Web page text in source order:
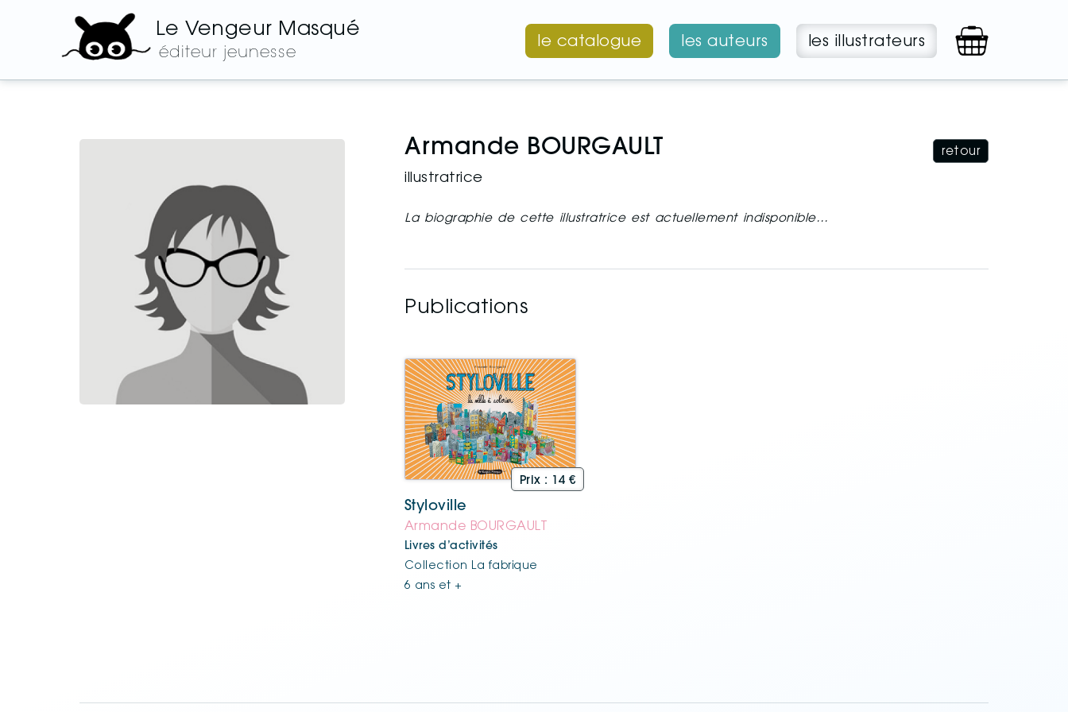
Le Vengeur Masqué
éditeur jeunesse
le catalogue les auteurs les illustrateurs
retour
Armande BOURGAULT
illustratrice
La biographie de cette illustratrice est actuellement indisponible…
Publications
Styloville
Armande BOURGAULT
Livres d’activités
Collection La fabrique
6 ans et +